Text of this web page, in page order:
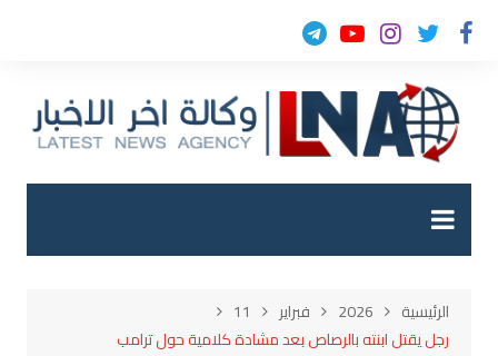
التجاوز
الرئيسية 2026 فبراير
11
رجل يقتل ابنته بالرصاص بعد مشادة كلامية حول ترامب